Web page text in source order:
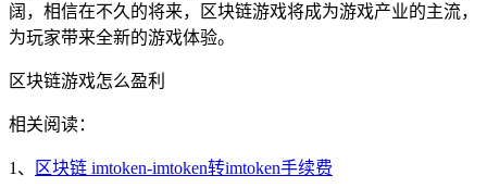
阔，相信在不久的将来，区块链游戏将成为游戏产业的主流，
为玩家带来全新的游戏体验。
区块链游戏怎么盈利
相关阅读：
1、 区块链 imtoken-imtoken转imtoken手续费